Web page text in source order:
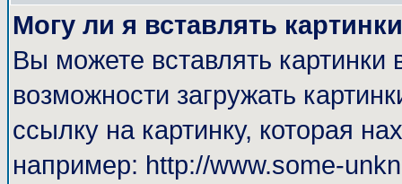
Могу ли я вставлять
Вы можете вставлять
возможности загружать
ссылку на картинку, которая
например: http://www.some-